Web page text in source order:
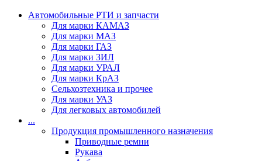
Автомобильные РТИ и запчасти
Для марки КАМАЗ
Для марки МАЗ
Для марки ГАЗ
Для марки ЗИЛ
Для марки УРАЛ
Для марки КрАЗ
Сельхозтехника и прочее
Для марки УАЗ
Для легковых автомобилей
...
Продукция промышленного назначения
Приводные ремни
Рукава